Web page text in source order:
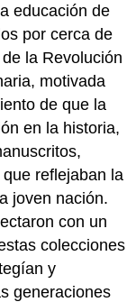
educación de
por cerca de
la Revolución
motivada
de que la
en la historia,
reflejaban la
joven nación.
con un
colecciones
y
generaciones